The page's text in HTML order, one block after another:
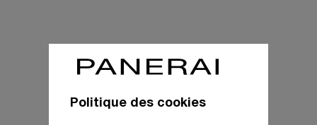
Politique des cookies